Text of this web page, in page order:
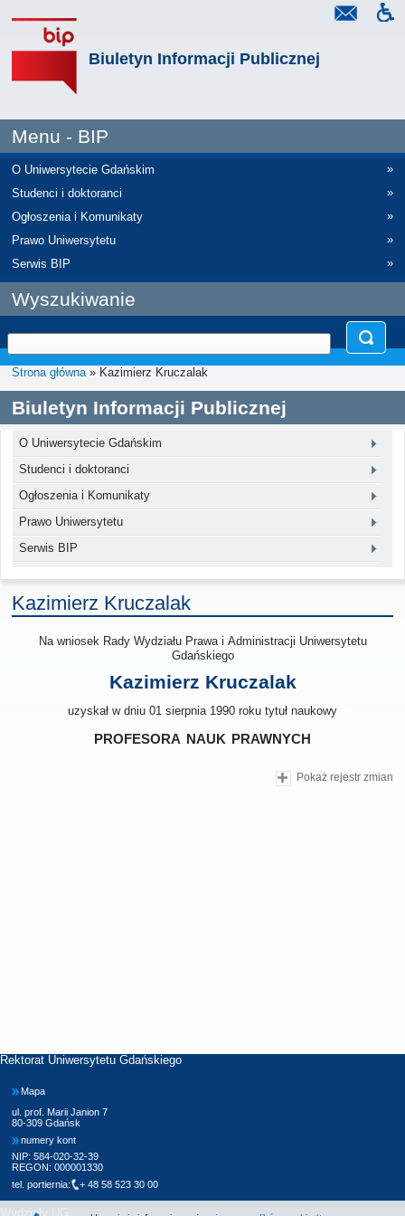
Biuletyn Informacji Publicznej
Menu - BIP
O Uniwersytecie Gdańskim
»
Studenci i doktoranci
»
Ogłoszenia i Komunikaty
»
Prawo Uniwersytetu
»
Serwis BIP
»
Wyszukiwanie
Strona główna» Kazimierz Kruczalak
Biuletyn Informacji Publicznej
O Uniwersytecie Gdańskim
Studenci i doktoranci
Ogłoszenia i Komunikaty
Prawo Uniwersytetu
Serwis BIP
Kazimierz Kruczalak
Na wniosek Rady Wydziału Prawa i Administracji Uniwersytetu
Gdańskiego
Kazimierz Kruczalak
uzyskał w dniu 01 sierpnia 1990 roku tytuł naukowy
profesora nauk prawnych
Pokaż rejestr zmian
Rektorat Uniwersytetu Gdańskiego
Mapa
ul. prof. Marii Janion 7
80-309 Gdańsk
numery kont
NIP: 584-020-32-39
REGON: 000001330
tel. portiernia:
+ 48 58 523 30 00
Wydziały UG